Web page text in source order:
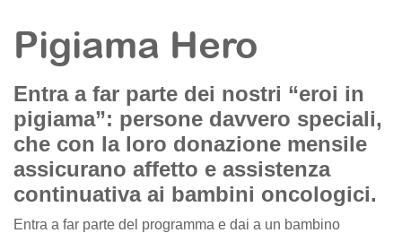
Pigiama Hero
Entra a far parte dei nostri “eroi in
pigiama”: persone davvero speciali,
che con la loro donazione mensile
assicurano affetto e assistenza
continuativa ai bambini oncologici.
Entra a far parte del programma e dai a un bambino